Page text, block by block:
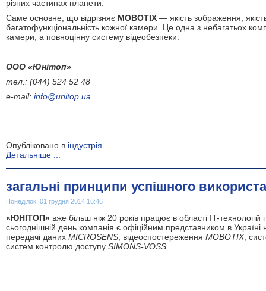
різних частинах планети.
Саме основне, що відрізняє MОВОТІХ — якість зображення, якість
багатофункціональність кожної камери. Це одна з небагатьох
камери, а повноцінну систему відеобезпеки.
ООО «Юнітоп»
тел .: (044) 524 52 48
e-mail: info@unitop.ua
Опубліковано в індустрія
Детальніше ...
загальні принципи успішного
Понеділок, 01 грудня 2014 16:46
«ЮНІТОП» вже більш ніж 20 років працює в області IT-
сьогоднішній день компанія є офіційним представником в Україні
передачі даних MICROSENS , відеоспостереження MOBOTIX,
систем контролю доступу SIMONS-VOSS